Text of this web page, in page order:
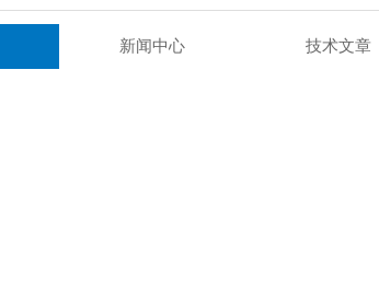
新闻中心 技术文章